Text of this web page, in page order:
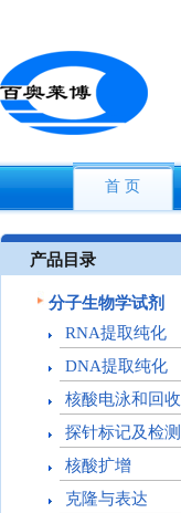
首 页
产品目录
分子生物学试剂
RNA提取纯化
DNA提取纯化
核酸电泳和回收
探针标记及检测
核酸扩增
克隆与表达